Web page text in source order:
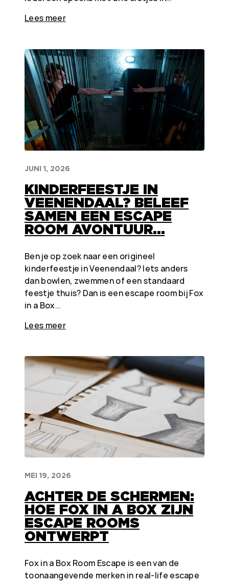
Lees meer
JUNI 1, 2026
KINDERFEESTJE IN
VEENENDAAL? BELEEF
SAMEN EEN ESCAPE
ROOM AVONTUUR…
Ben je op zoek naar een origineel
kinderfeestje in Veenendaal? Iets anders
dan bowlen, zwemmen of een standaard
feestje thuis? Dan is een escape room bij Fox
in a Box…
Lees meer
MEI 19, 2026
ACHTER DE SCHERMEN:
HOE FOX IN A BOX ZIJN
ESCAPE ROOMS
ONTWERPT
Fox in a Box Room Escape is een van de
toonaangevende merken in real-life escape